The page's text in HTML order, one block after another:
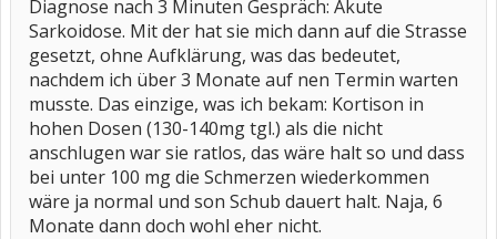
Diagnose nach 3 Minuten Gespräch: Akute
Sarkoidose. Mit der hat sie mich dann auf die Strasse
gesetzt, ohne Aufklärung, was das bedeutet,
nachdem ich über 3 Monate auf nen Termin warten
musste. Das einzige, was ich bekam: Kortison in
hohen Dosen (130-140mg tgl.) als die nicht
anschlugen war sie ratlos, das wäre halt so und dass
bei unter 100 mg die Schmerzen wiederkommen
wäre ja normal und son Schub dauert halt. Naja, 6
Monate dann doch wohl eher nicht.